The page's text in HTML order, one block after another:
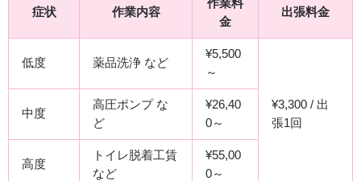
症状 作業内容
作業料
金
出張料金
低度 薬品洗浄 など
¥5,500
～
¥3,300 / 出
張1回
中度
高圧ポンプ な
ど
¥26,40
0～
高度
トイレ脱着工賃
など
¥55,00
0～